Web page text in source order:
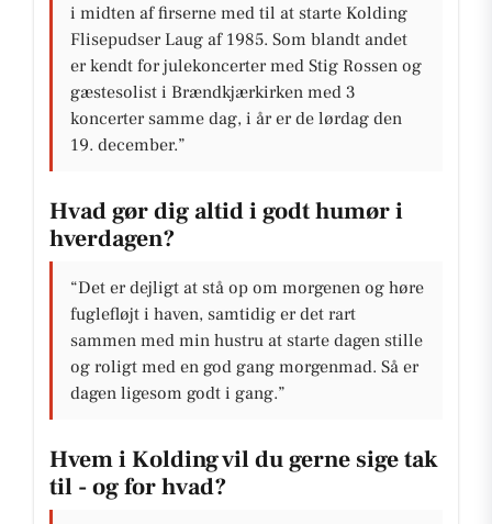
i midten af firserne med til at starte Kolding
Flisepudser Laug af 1985. Som blandt andet
er kendt for julekoncerter med Stig Rossen og
gæstesolist i Brændkjærkirken med 3
koncerter samme dag, i år er de lørdag den
19. december.”
Hvad gør dig altid i godt humør i
hverdagen?
“Det er dejligt at stå op om morgenen og høre
fuglefløjt i haven, samtidig er det rart
sammen med min hustru at starte dagen stille
og roligt med en god gang morgenmad. Så er
dagen ligesom godt i gang.”
Hvem i Kolding vil du gerne sige tak
til - og for hvad?